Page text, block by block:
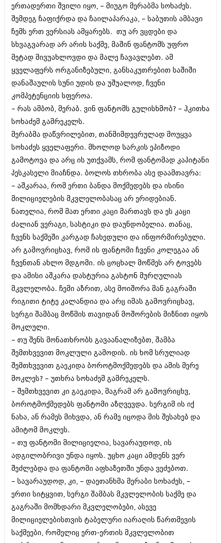
ივნისი 2018 (244)
მაისი 2018 (211)
აპრილი 2018 (194)
მარტი 2018 (256)
თებერვალი 2018 (208)
დეკემბერი 2017 (243)
ნოემბერი 2017 (212)
ოქტომბერი 2017 (231)
სექტემბერი 2017 (261)
აგვისტო 2017 (212)
ივლისი 2017 (233)
ივნისი 2017 (265)
მაისი 2017 (216)
აპრილი 2017 (220)
მარტი 2017 (212)
თებერვალი 2017 (205)
იანვარი 2017 (246)
ნოემბერი 2016 (207)
ოქტომბერი 2016 (257)
სექტემბერი 2016 (224)
აგვისტო 2016 (258)
ივლისი 2016 (211)
ივნისი 2016 (221)
მაისი 2016 (261)
აპრილი 2016 (215)
მარტი 2016 (200)
თებერვალი 2016 (250)
იანვარი 2016 (206)
დეკემბერი 2015 (207)
ოქტომბერი 2015 (204)
სექტემბერი 2015 (215)
აგვისტო 2015 (286)
ივლისი 2015 (173)
ივნისი 2015 (261)
მაისი 2015 (194)
აპრილი 2015 (208)
თებერვალი 2015 (286)
იანვარი 2015 (247)
დეკემბერი 2014 (342)
ნოემბერი 2014 (290)
სექტემბერი 2014 (394)
აგვისტო 2014 (248)
ივლისი 2014 (313)
მაისი 2014 (313)
აპრილი 2014 (290)
მარტი 2014 (413)
თებერვალი 2014 (318)
იანვარი 2014 (297)
დეკემბერი 2013 (365)
არქივის ზომის ნახვა
ერთადერთი შვილი იყო, – მიუგო მერაბმა სოხაძეს.
შემდეგ ჩაფიქრდა და ჩაილაპარაკა, – საბუთის ამბავი
ჩემს ერთ ვერსიას ამყარებს. თუ არ ვცდები და
სხვაგვარად არ არის საქმე, მაშინ ფანტომს უფრო
მეტად მივუახლოვდი და მალე ჩავავლებთ. ამ
ყველაფერს ორგანიზებული, განსაკუთრებით საშიში
დანაშაულის სუნი უდის და უშუალოდ, ჩვენი
კომპეტენციის სფეროა.
– რას ამბობ, მერაბ. ვინ ფანტომს გულისხმობ? – ჰკითხა
სოხაძემ გამრეკელს.
მერაბმა დაწვრილებით, თანმიმდევრულად მოუყვა
სოხაძეს ყველაფერი. მხოლოდ სარკის ეპიზოდი
გამოტოვა და არც ის უთქვამს, რომ ფანტომად კაპიტანი
პესკასელი მიაჩნდა. ბოლოს თხრობა ასე დაამთავრა:
– აშკარაა, რომ ერთი ბანდა მოქმედებს და ისინი
მილიციელების მკვლელობასაც არ ერიდებიან.
ნათელია, რომ მათ ერთი კაცი მართავს და ეს კაცი
ძალიან ვერაგი, სასტიკი და დაუნდობელია. თანაც,
ჩვენს საქმეში კარგად ჩახედული და ინფორმირებული.
არ გამოვრიცხავ, რომ ის ფანტომი ჩვენი კოლეგაა ან
ჩვენთან ახლო მდგომი. ის ცოცხალ მოწმეს არ ტოვებს
და ამისი აშკარა დასტურია გასტონ მურღულიას
მკვლელობა. ჩემი აზრით, ასე მოიშორა მან გაგრაში
რიგითი ტიტე კალანდია და არც იმას გამოვრიცხავ,
სერგი შამბაც მოწმის თავიდან მოშორების მიზნით იყოს
მოკლული.
– თუ შენს მონათხრობს გავაანალიზებთ, შამბა
შემთხვევით მოკლული გამოდის. ის ხომ სრულიად
შემთხვევით გაეკიდა ბოროტმოქმედებს და ამის მერე
მოკლეს? – უთხრა სოხაძემ გამრეკელს.
– შემთხვევით კი გაეკიდა, მაგრამ არ გამოვრიცხვ,
ბოროტმოქმედებს ფანტომი აზღვევდა. სერგიმ ის იქ
ნახა, ან რამეს მიხვდა, ან რამე იცოდა მის შესახებ და
ამიტომ მოკლეს.
– თუ ფანტომი მილიციელია, სავარაუდოდ, ის
ადგილობრივი უნდა იყოს. უცხო კაცი ამდენს ვერ
შეძლებდა და ფანტომი აფხაზეთში უნდა ვეძებოთ.
– სავარაუდოდ, კი, – დაეთანხმა მერაბი სოხაძეს, –
ერთი სიტყვით, სერგი შამბას მკვლელობის საქმე და
გაგრაში მომხდარი მკვლელობები, ასევე
მილიციელებისთვის ტაბელური იარაღის წართმევის
საქმეები, რომელიც ერთ-ერთის მკვლელობით